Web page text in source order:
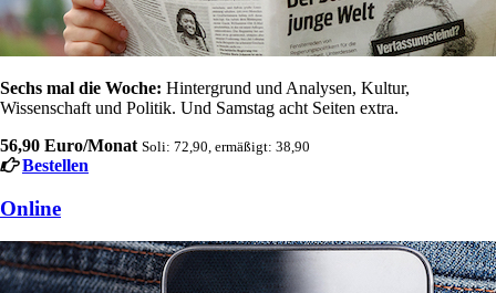
Sechs mal die Woche: Hintergrund und Analysen, Kultur,
Wissenschaft und Politik. Und Samstag acht Seiten extra.
56,90 Euro/Monat Soli: 72,90, ermäßigt: 38,90
Bestellen
Online